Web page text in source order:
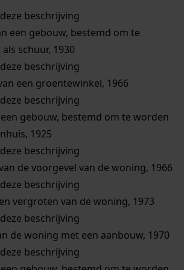
beschrijving
een gebouw, bestemd om te
schuur, 1930
beschrijving
een groentewinkel, 1966
beschrijving
gebouw, bestemd om te worden
1925
beschrijving
de voorgevel van de woning, 1966
beschrijving
vergroten van de woning, 1973
beschrijving
de woning met een aanbouw, 1970
beschrijving